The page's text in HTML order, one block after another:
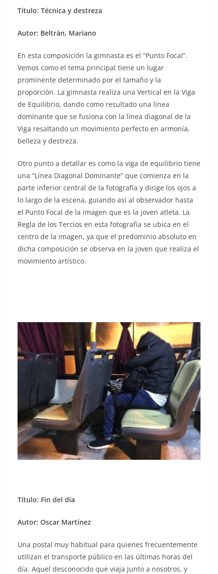
Título: Técnica y destreza
Autor: Beltrán, Mariano
En esta composición la gimnasta es el “Punto Focal”.
Vemos como el tema principal tiene un lugar
prominente determinado por el tamaño y la
proporción. La gimnasta realiza una Vertical en la Viga
de Equilibrio, dando como resultado una línea
dominante que se fusiona con la línea diagonal de la
Viga resaltando un movimiento perfecto en armonía,
belleza y destreza.
Otro punto a detallar es como la viga de equilibrio tiene
una “Línea Diagonal Dominante” que comienza en la
parte inferior central de la fotografía y dirige los ojos a
lo largo de la escena, guiando así al observador hasta
el Punto Focal de la imagen que es la joven atleta. La
Regla de los Tercios en esta fotografía se ubica en el
centro de la imagen, ya que el predominio absoluto en
dicha composición se observa en la joven que realiza el
movimiento artístico.
Título: Fin del día
Autor: Oscar Martínez
Una postal muy habitual para quienes frecuentemente
utilizan el transporte público en las últimas horas del
día. Aquel desconocido que viaja junto a nosotros, y